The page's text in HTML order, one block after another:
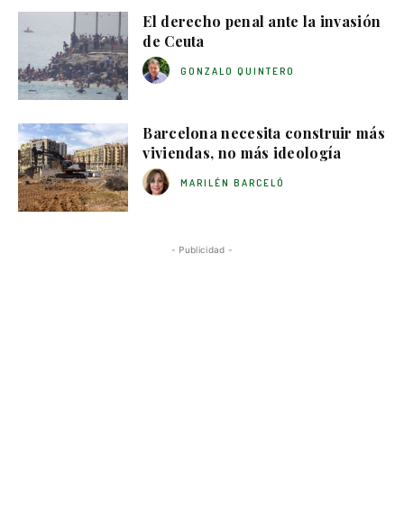
El derecho penal ante la invasión
de Ceuta
GONZALO QUINTERO
Barcelona necesita construir más
viviendas, no más ideología
MARILÉN BARCELÓ
- Publicidad -